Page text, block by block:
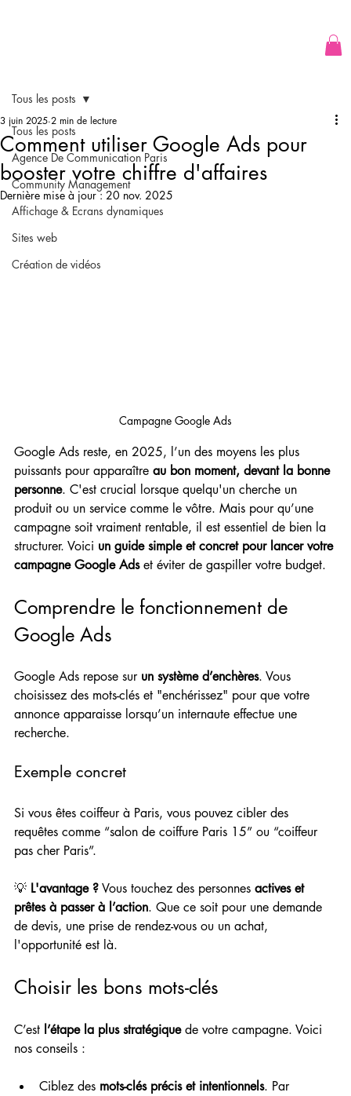
Tous les posts
Agence De Communication Paris
Community Management
Affichage & Ecrans dynamiques
Sites web
Création de vidéos
Tous les posts
Comment utiliser Google Ads pour
booster votre chiffre d'affaires
3 juin 2025 2 min de lecture
Dernière mise à jour : 20 nov. 2025
Campagne Google Ads
Google Ads reste, en 2025, l’un des moyens les plus
puissants pour apparaître au bon moment, devant la bonne
personne. C'est crucial lorsque quelqu'un cherche un
produit ou un service comme le vôtre. Mais pour qu’une
campagne soit vraiment rentable, il est essentiel de bien la
structurer. Voici un guide simple et concret pour lancer votre
campagne Google Ads et éviter de gaspiller votre budget.
Comprendre le fonctionnement de
Google Ads
Google Ads repose sur un système d’enchères. Vous
choisissez des mots-clés et "enchérissez" pour que votre
annonce apparaisse lorsqu’un internaute effectue une
recherche.
Exemple concret
Si vous êtes coiffeur à Paris, vous pouvez cibler des
requêtes comme “salon de coiffure Paris 15” ou “coiffeur
pas cher Paris”.
💡 L'avantage ? Vous touchez des personnes actives et
prêtes à passer à l’action. Que ce soit pour une demande
de devis, une prise de rendez-vous ou un achat,
l'opportunité est là.
Choisir les bons mots-clés
C’est l’étape la plus stratégique de votre campagne. Voici
nos conseils :
Ciblez des mots-clés précis et intentionnels. Par